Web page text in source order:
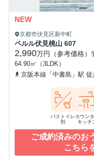
NEW
京都市伏見区新中町
ペルル伏見桃山 607
2,990万円（参考価格）
64.90㎡（3LDK）
京阪本線「中書島」駅 徒
バストイレ
別
カウン
キッチ
ご成約済みのお
こちら